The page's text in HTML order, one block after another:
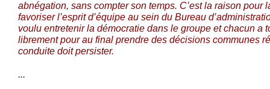
abnégation, sans compter son temps. C’est la raison pour
favoriser l’esprit d’équipe au sein du Bureau
voulu entretenir la démocratie dans le groupe et chacun a
librement pour au final prendre des décisions communes
conduite doit persister.
...